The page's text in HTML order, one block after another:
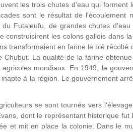
les trois chutes d'eau qui
sont le résultat de
du Futaleufu, de grandes chutes
construisirent les colons gallois dans
transformaient en farine le blé
Chubut. La qualité de la farine
agricoles mondiaux. En 1949, le
à la région. Le gouvernement
se sont tournés vers
dont le représentant historique
et mit en place la colonie. Dans le